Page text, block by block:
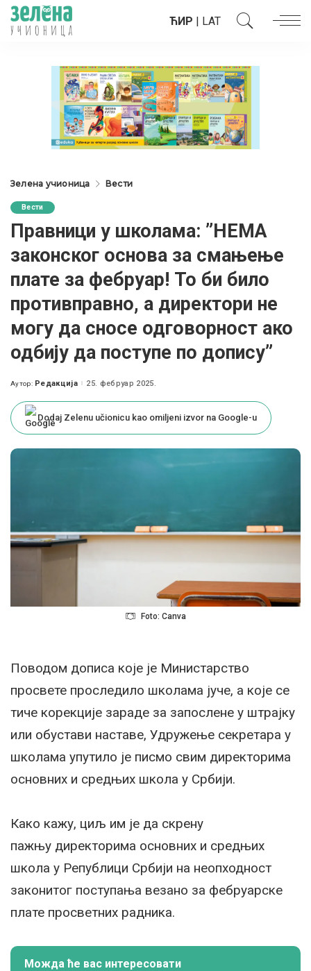
ЋИР | LAT
Зелена учионица Вести
Вести
Правници у школама: ”НЕМА
законског основа за смањење
плате за фебруар! То би било
противправно, а директори не
могу да сносе одговорност ако
одбију да поступе по допису”
Posted
Аутор: Редакција 25. фебруар 2025.
Dodaj Zelenu učionicu kao omiljeni izvor na Google-u
Foto: Canva
Поводом дописа које је Министарство
просвете проследило школама јуче, а које се
тиче корекције зараде за запослене у штрајку
или обустави наставе, Удружење секретара у
школама упутило је писмо свим директорима
основних и средњих школа у Србији.
Како кажу, циљ им је да скрену
пажњу директорима основних и средњих
школа у Републици Србији на неопходност
законитог поступања везано за фебруарске
плате просветних радника.
Можда ће вас интересовати